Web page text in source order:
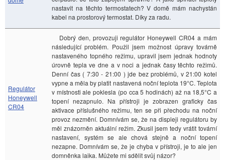
nastavit na těchto termostatech? V domě mám nachystán
kabel na prostorový termostat. Díky za radu.
Regulátor
Honeywell
CR04
Dobrý den, provozuji regulátor Honeywell CR04 a mám
následující problém. Použil jsem možnost úpravy továrně
nastaveného topného režimu, upravil jsem jednak hodnoty
úrovně tepla ve dne a v noci a jednak časy těchto režimů.
Denní čas ( 7:30 - 21:00 ) jde bez problémů, v 21:00 kotel
vypne a měla by platit nastavená noční teplota 19°C. Teplota
v místnosti ale poklesla (po cca 5 hodinách) až na 18,5°C a
topení nezapnulo. Na přístroji je zobrazen graficky čas
aktivace příslušného režimu, ten se při přechodu na noční
provoz nezmění. Domnívám se, že na displeji regulátoru by
měl znázorněn aktuální režim. Zkusil jsem tedy vrátit tovární
nastavení, systém se ale chová stejně a noční topení
nezapne. Domnívám se, že je chyba v přístroji, je to ale jen
domněnka laika. Můžete mi sdělit svůj názor?